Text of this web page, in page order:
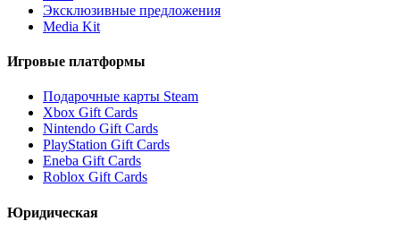
Эксклюзивные предложения
Media Kit
Игровые платформы
Подарочные карты Steam
Xbox Gift Cards
Nintendo Gift Cards
PlayStation Gift Cards
Eneba Gift Cards
Roblox Gift Cards
Юридическая